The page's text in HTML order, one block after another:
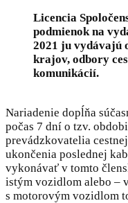
Licencia
podmienok na
2021 ju vydávajú
krajov, odbory
komunikácií.
Nariadenie dopĺňa
počas 7 dní o tzv.
prevádzkovatelia
ukončenia poslednej
vykonávať v tomto
istým vozidlom alebo –
s motorovým vozidlom